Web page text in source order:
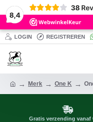
8,4
38
LOGIN REGISTREREN
Merk One K
Gratis verzending vanaf